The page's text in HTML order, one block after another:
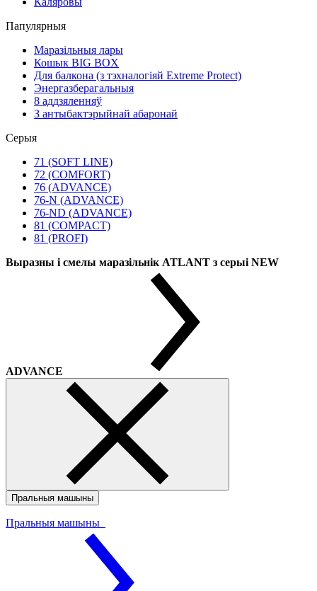
Папулярныя
Маразільныя лары
Кошык BIG BOX
Для балкона (з тэхналогіяй Extreme Protect)
Энергазберагальныя
8 аддзяленняў
З антыбактэрыйнай абаронай
Серыя
71 (SOFT LINE)
72 (COMFORT)
76 (ADVANCE)
76-N (ADVANCE)
76-ND (ADVANCE)
81 (COMPACT)
81 (PROFI)
Выразны і смелы маразільнік ATLANT з серыі NEW
ADVANCE
Пральныя машыны
Пральныя машыны